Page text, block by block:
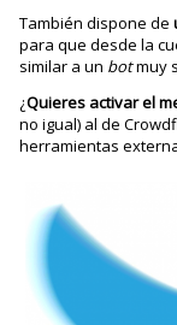
También dispone de
para que desde la
similar a un botmuy
¿Quieres activar el
no igual) al de
herramientas